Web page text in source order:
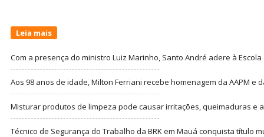
Leia mais
Com a presença do ministro Luiz Marinho, Santo André adere à
Aos 98 anos de idade, Milton Ferriani recebe homenagem da AAPM e
Misturar produtos de limpeza pode causar irritações, queimaduras e
Técnico de Segurança do Trabalho da BRK em Mauá conquista título